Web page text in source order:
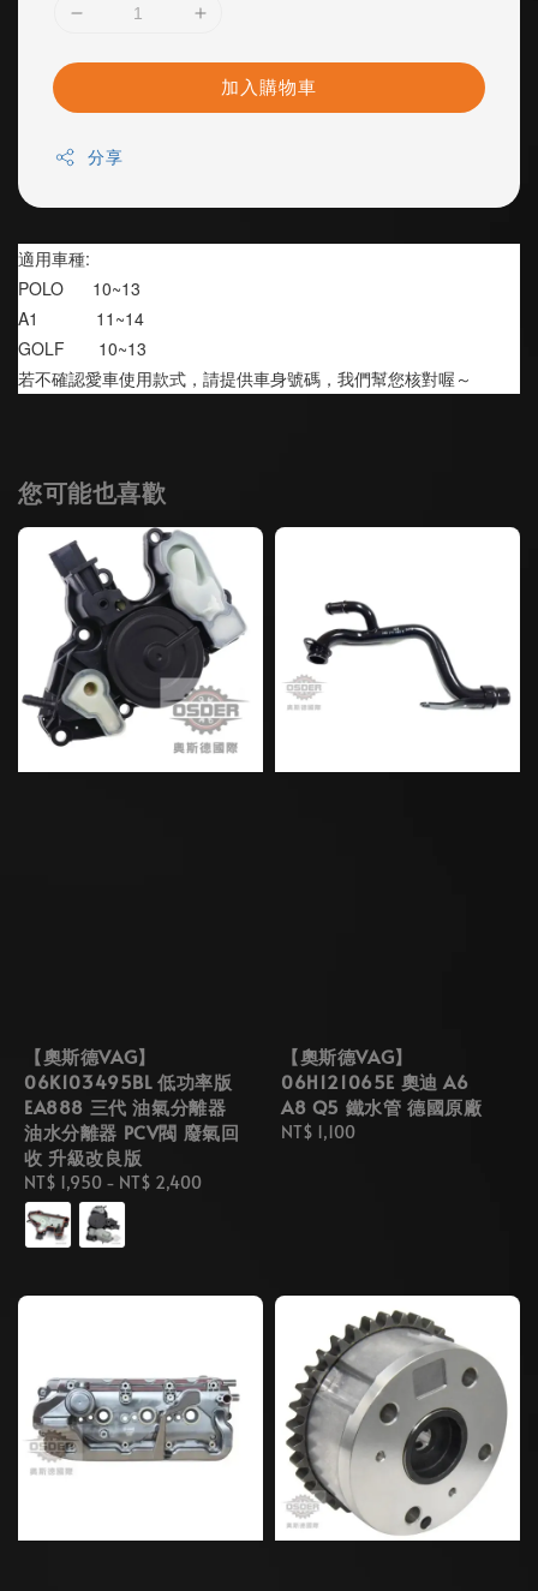
加入購物車
分享
適用車種:
POLO      10~13
A1            11~14
GOLF       10~13
若不確認愛車使用款式，請提供車身號碼，我們幫您核對喔～
您可能也喜歡
【奧斯德VAG】
06K103495BL 低功率版
EA888 三代 油氣分離器
油水分離器 PCV閥 廢氣回
收 升級改良版
Regular
price
NT$ 1,950 - NT$ 2,400
【奧斯德VAG】
06H121065E 奧迪 A6
A8 Q5 鐵水管 德國原廠
Regular
NT$ 1,100